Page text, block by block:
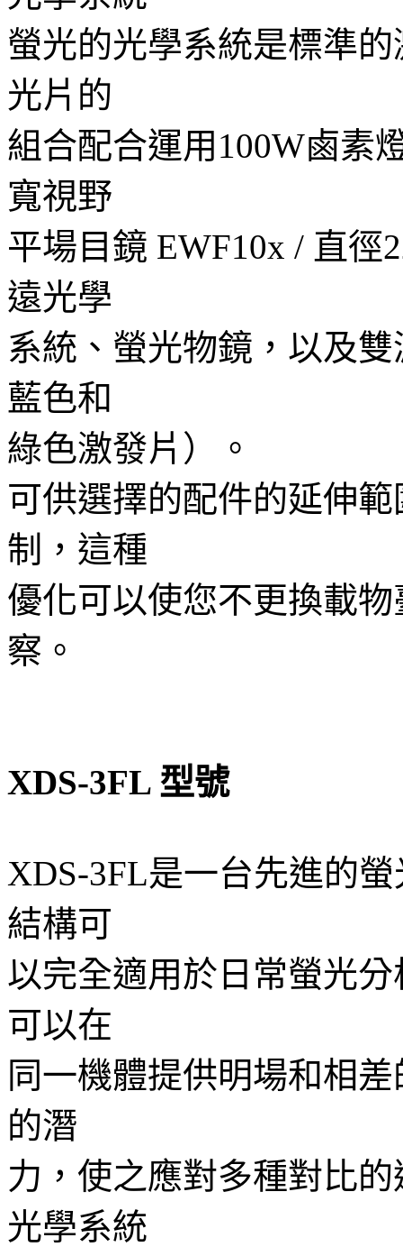
螢光的光學系統是標準
光片的
組合配合運用 100W鹵素
寬視野
平場目鏡 EWF10x / 直徑
遠光學
系統、螢光物鏡，以及
藍色和
綠色激發片）。
可供選擇的配件的延伸
制，這種
優化可以使您不更換載
察。
XDS-3FL 型號
XDS-3FL是一台先進的
結構可
以完全適用於日常螢光
可以在
同一機體提供明場和相
的潛
力，使之應對多種對比
光學系統